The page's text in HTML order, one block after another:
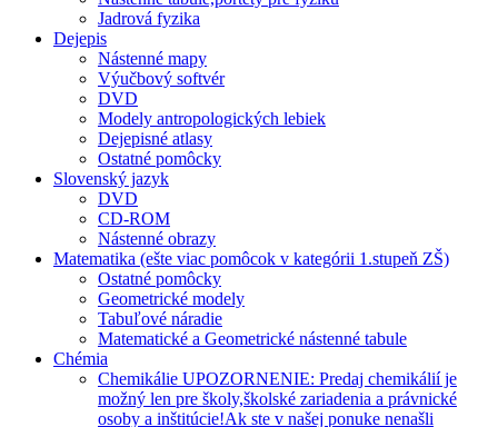
Jadrová fyzika
Dejepis
Nástenné mapy
Výučbový softvér
DVD
Modely antropologických lebiek
Dejepisné atlasy
Ostatné pomôcky
Slovenský jazyk
DVD
CD-ROM
Nástenné obrazy
Matematika (ešte viac pomôcok v kategórii 1.stupeň ZŠ)
Ostatné pomôcky
Geometrické modely
Tabuľové náradie
Matematické a Geometrické nástenné tabule
Chémia
Chemikálie UPOZORNENIE: Predaj chemikálií je
možný len pre školy,školské zariadenia a právnické
osoby a inštitúcie!Ak ste v našej ponuke nenašli